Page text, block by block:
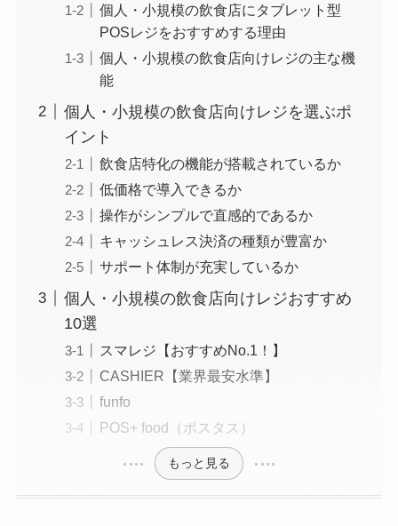
個人・小規模の飲食店にタブレット型
POSレジをおすすめする理由
個人・小規模の飲食店向けレジの主な機
能
個人・小規模の飲食店向けレジを選ぶポ
イント
飲食店特化の機能が搭載されているか
低価格で導入できるか
操作がシンプルで直感的であるか
キャッシュレス決済の種類が豊富か
サポート体制が充実しているか
個人・小規模の飲食店向けレジおすすめ
10選
スマレジ【おすすめNo.1！】
CASHIER【業界最安水準】
funfo
POS+ food（ポスタス）
もっと見る